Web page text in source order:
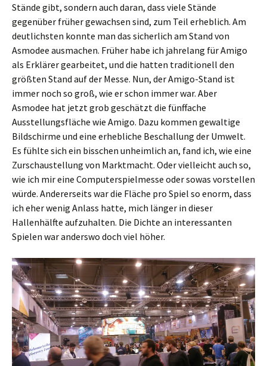
Stände gibt, sondern auch daran, dass viele Stände
gegenüber früher gewachsen sind, zum Teil erheblich. Am
deutlichsten konnte man das sicherlich am Stand von
Asmodee ausmachen. Früher habe ich jahrelang für Amigo
als Erklärer gearbeitet, und die hatten traditionell den
größten Stand auf der Messe. Nun, der Amigo-Stand ist
immer noch so groß, wie er schon immer war. Aber
Asmodee hat jetzt grob geschätzt die fünffache
Ausstellungsfläche wie Amigo. Dazu kommen gewaltige
Bildschirme und eine erhebliche Beschallung der Umwelt.
Es fühlte sich ein bisschen unheimlich an, fand ich, wie eine
Zurschaustellung von Marktmacht. Oder vielleicht auch so,
wie ich mir eine Computerspielmesse oder sowas vorstellen
würde. Andererseits war die Fläche pro Spiel so enorm, dass
ich eher wenig Anlass hatte, mich länger in dieser
Hallenhälfte aufzuhalten. Die Dichte an interessanten
Spielen war anderswo doch viel höher.